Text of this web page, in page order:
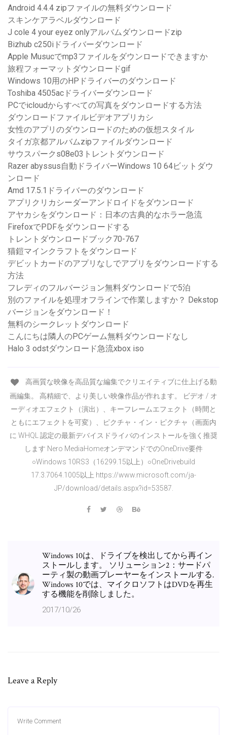
Android 4.4.4 zipファイルの無料ダウンロード
スキンケアラベルダウンロード
J cole 4 your eyez onlyアルバムダウンロードzip
Bizhub c250iドライバーダウンロード
Apple Musucでmp3ファイルをダウンロードできますか
旅程フォーマットダウンロードgif
Windows 10用のHPドライバーのダウンロード
Toshiba 4505acドライバーダウンロード
PCでicloudからすべての写真をダウンロードする方法
ダウンロードファイルビデオアプリカシ
女性のアプリのダウンロードのための仮想スタイル
タイガ京都アルバムzipファイルダウンロード
サウスパークs08e03トレントダウンロード
Razer abyssus自動ドライバーWindows 10 64ビットダウ
ンロード
Amd 17.5.1ドライバーのダウンロード
アプリクリカシーダーアンドロイドをダウンロード
アヤカシをダウンロード：日本の古典的なホラー急流
FirefoxでPDFをダウンロードする
トレントダウンロードブック70-767
猫鎧マインクラフトをダウンロード
デビットカードのアプリなしでアプリをダウンロードする
方法
フレディのフルバージョン無料ダウンロードで5泊
別のファイルを処理オフラインで作業しますか？ Dekstop
バージョンをダウンロード！
無料のシークレットダウンロード
こんにちは隣人のPCゲーム無料ダウンロードなし
Halo 3 odstダウンロード急流xbox iso
高画質な映像を高品質な編集でクリエイティブに仕上げる動
画編集。 高精細で、より美しい映像作品が作れます。 ビデオ / オ
ーディオエフェクト（演出）、キーフレームエフェクト（時間と
ともにエフェクトを可変）、ピクチャ・イン・ピクチャ（画面内
に WHQL 認定の最新デバイスドライバのインストールを強く推奨
します Nero MediaHomeオンデマンドでのOneDrive要件
○Windows 10RS3（16299.15以上）○OneDrivebuild
17.3.7064.1005以上 https://www.microsoft.com/ja-
JP/download/details.aspx?id=53587.
Windows 10は、ドライブを検出してから再イン
ストールします。 ソリューション2：サードパ
ーティ製の動画プレーヤーをインストールする.
Windows 10では、マイクロソフトはDVDを再生
する機能を削除しました。
2017/10/26
Leave a Reply